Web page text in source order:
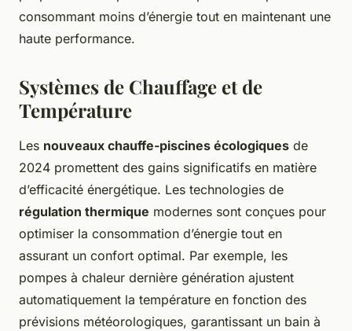
consommant moins d’énergie tout en maintenant une
haute performance.
Systèmes de Chauffage et de
Température
Les nouveaux chauffe-piscines écologiques de
2024 promettent des gains significatifs en matière
d’efficacité énergétique. Les technologies de
régulation thermique modernes sont conçues pour
optimiser la consommation d’énergie tout en
assurant un confort optimal. Par exemple, les
pompes à chaleur dernière génération ajustent
automatiquement la température en fonction des
prévisions météorologiques, garantissant un bain à